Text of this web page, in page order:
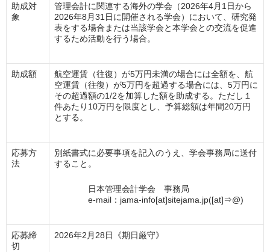
助成対
象
管理会計に関連する海外の学会（2026年4月1日から
2026年8月31日に開催される学会）において、研究発
表をする場合または当該学会と本学会との交流を促進
するため活動を行う場合。
助成額
航空運賃（往復）が5万円未満の場合には全額を、航
空運賃（往復）が5万円を超過する場合には、5万円に
その超過額の1/2を加算した額を助成する。ただし１
件あたり10万円を限度とし、予算総額は年間20万円
とする。
応募方
法
別紙書式に必要事項を記入のうえ、学会事務局に送付
すること。
日本管理会計学会 事務局
e-mail：jama-info[at]sitejama.jp([at]⇒@)
応募締
切
2026年2月28日《期日厳守》